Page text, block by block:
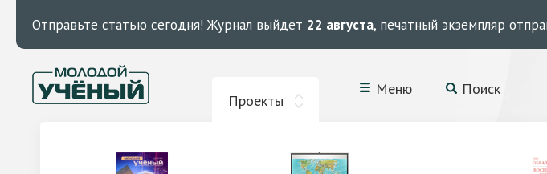
Отправьте статью сегодня! Журнал выйдет 22 августа, печатный экземпляр
Проекты
Меню Поиск